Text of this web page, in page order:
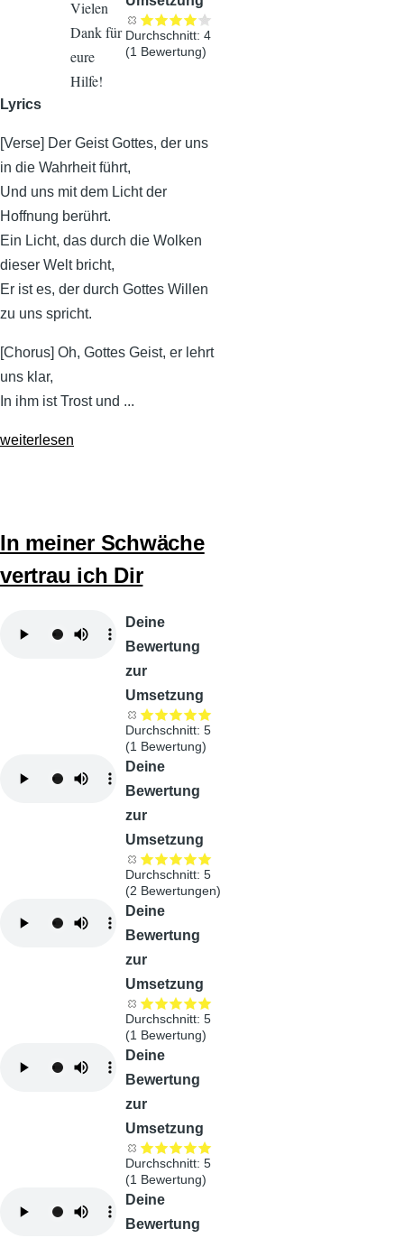
Durchschnitt: 4
(1Bewertung)
Lyrics
[Verse] Der Geist Gottes, der uns
in die Wahrheit führt,
Und uns mit dem Licht der
Hoffnung berührt.
Ein Licht, das durch die Wolken
dieser Welt bricht,
Er ist es, der durch Gottes Willen
zu uns spricht.
[Chorus] Oh, Gottes Geist, er lehrt
uns klar,
In ihm ist Trost und ...
weiterlesen
In meiner Schwäche
vertrau ich Dir
Deine
Bewertung
zur
Umsetzung
Durchschnitt: 5
(1Bewertung)
Deine
Bewertung
zur
Umsetzung
Durchschnitt: 5
(2 Bewertungen)
Deine
Bewertung
zur
Umsetzung
Durchschnitt: 5
(1Bewertung)
Deine
Bewertung
zur
Umsetzung
Durchschnitt: 5
(1Bewertung)
Deine
Bewertung
Vielen
Dank für
eure
Hilfe!